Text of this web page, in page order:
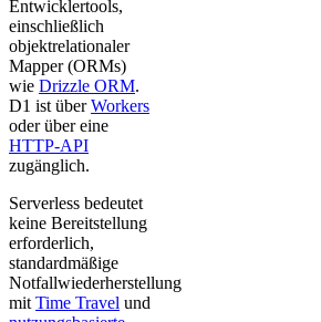
Entwicklertools,
einschließlich
objektrelationaler
Mapper (ORMs)
wie Drizzle ORM.
D1 ist überWorkers
oder über eine
HTTP-API
zugänglich.
Serverless bedeutet
keine Bereitstellung
erforderlich,
standardmäßige
Notfallwiederherstellung
mitTime Travel und